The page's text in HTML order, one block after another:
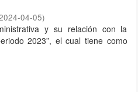
04-05)
y su relación con la
2023”, el cual tiene como